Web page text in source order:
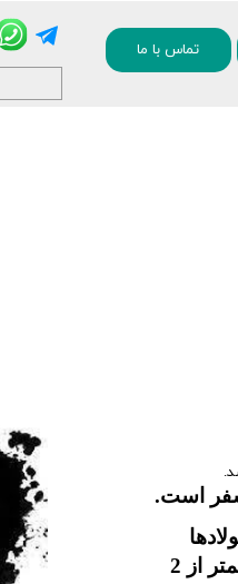
تماس با ما
است.
مانند فولاد ضد زنگ است. تولید جهانی فرومنگنز کم کربن (یعنی آلیاژهایی با محتوای کربن کمتر از 2